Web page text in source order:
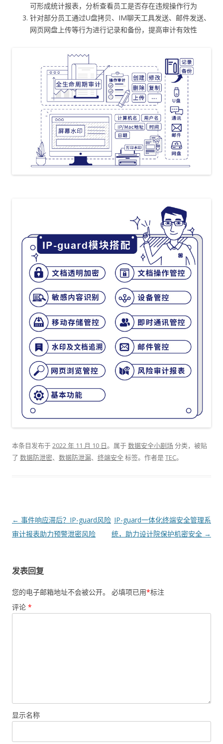
可形成统计报表，分析查看员工是否存在违规操作行为
针对部分员工通过U盘拷贝、IM聊天工具发送、邮件发送、
网页网盘上传等行为进行记录和备份，提高审计有效性
本条目发布于2022 年 11 月 10 日。属于数据安全小剧场分类，被贴
了 数据防泄密、 数据防泄漏、 终端安全标签。 作者是TEC。
文章导航
← 事件响应滞后？IP-guard风险
审计报表助力预警泄密风险
IP-guard一体化终端安全管理系
统，助力设计院保护机密安全 →
发表回复
您的电子邮箱地址不会被公开。 必填项已用*标注
评论 *
显示名称